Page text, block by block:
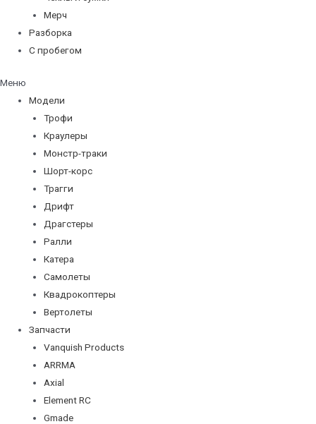
Мерч
Разборка
С пробегом
Меню
Модели
Трофи
Краулеры
Монстр-траки
Шорт-корс
Трагги
Дрифт
Драгстеры
Ралли
Катера
Самолеты
Квадрокоптеры
Вертолеты
Запчасти
Vanquish Products
ARRMA
Axial
Element RC
Gmade